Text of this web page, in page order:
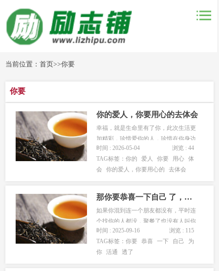
当前位置：首页>>你要
你要
你的爱人，你要用心的去体会
幸福，就是生命里有了你，此次生活更
加精彩，珍惜爱你的人，珍惜在你身边
一直保护你，一直把你当宝贝的人，平
和的日子里你给我一份淡淡的关怀，在
忙碌地日子里你给我一份殷切的关爱，
那个人真的很珍贵。他在你身边的时
候，...
时间 : 2026-05-04
浏览 : 44
TAG标签：你的 爱人 你要 用心 体
会
你的爱人，你要用心的 去体会
那你要恭喜一下自己 了，因为你活通透了，
如果你混到连一个朋友都没有，平时连
个找你的人都没，聚餐了也没有人叫你
去没有了所谓的那些无效社交活动，那
你要恭喜一下自己了，因为你活通透
了，其实人生是没有意义的，你仔细想
时间 : 2025-09-16
浏览 : 115
TAG标签：你要 恭喜 一下 自己
为
你 活通 透了